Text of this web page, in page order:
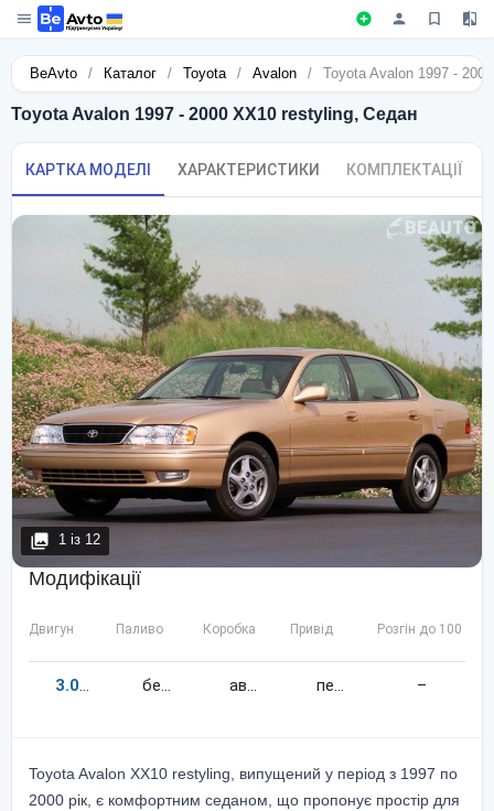
BeAvto / Каталог / Toyota / Avalon / Toyota Avalon 1997 -
Toyota Avalon 1997 - 2000 XX10 restyling, Седан
КАРТКА МОДЕЛІ ХАРАКТЕРИСТИКИ КОМПЛЕКТАЦІЇ
1 із 12
Модифікації
Двигун Паливо Коробка Привід Розгін до 100 км/
3.0200 бензин автомат передній –
Toyota Avalon XX10 restyling, випущений у період з 1997 по
2000 рік, є комфортним седаном, що пропонує простір для